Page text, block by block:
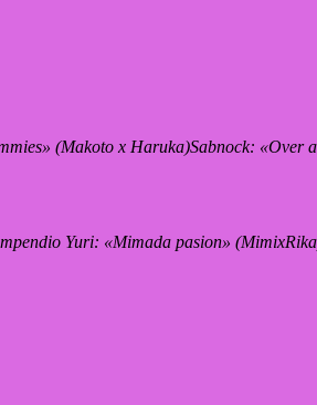
(Makoto x Haruka)Sabnock: «Over
Yuri: «Mimada pasion»